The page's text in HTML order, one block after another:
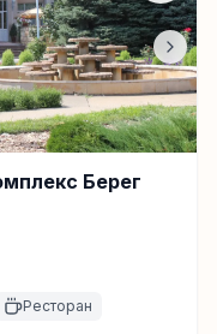
Берег
Ресторан